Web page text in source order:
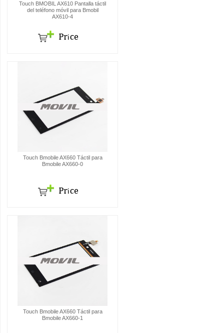
Touch BMOBIL AX610 Pantalla táctil
del teléfono móvil para Bmobil
AX610-4
Touch Bmobile AX660 Táctil para
Bmobile AX660-0
Touch Bmobile AX660 Táctil para
Bmobile AX660-1